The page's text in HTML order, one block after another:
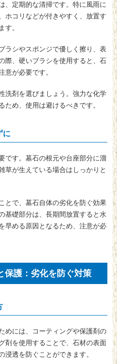
、定期的な清掃です。特に風雨に
ホコリなどが付きやすく、放置す
す。
ラシやスポンジで優しく擦り、表
際、硬いブラシを使用すると、石
意が必要です。
洗剤を選びましょう。強力な化学
ため、使用は避けるべきです。
に
です。墓石の根元や台座部分に溜
草が生えている場合はしっかりと
とで、墓石自体の劣化を防ぐ効果
基礎部分は、長期間放置すると水
早める原因となるため、注意が必
保護：劣化を防ぐ対策
めには、コーティングや保護剤の
剤を使用することで、石材の表面
浸透を防ぐことができます。